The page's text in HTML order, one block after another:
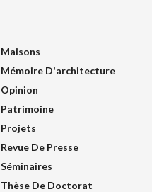
Maisons
Mémoire D'architecture
Opinion
Patrimoine
Projets
Revue De Presse
Séminaires
Thèse De Doctorat